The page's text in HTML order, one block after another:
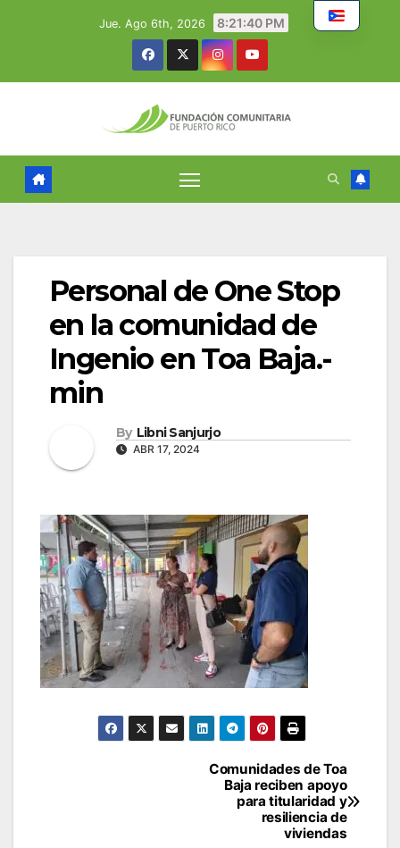
Jue. Ago 6th, 2026 8:21:41 PM
Personal de One Stop
en la comunidad de
Ingenio en Toa Baja.-
min
By Libni Sanjurjo
ABR 17, 2024
Comunidades de Toa
Baja reciben apoyo
para titularidad y
resiliencia de
viviendas